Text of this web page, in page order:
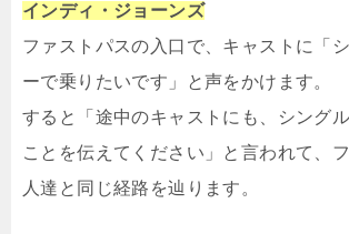
インディ・ジョーンズ
ファストパスの入口で、キャストに「
ーで乗りたいです」と声をかけます。
すると「途中のキャストにも、シング
ことを伝えてください」と言われて、
人達と同じ経路を辿ります。